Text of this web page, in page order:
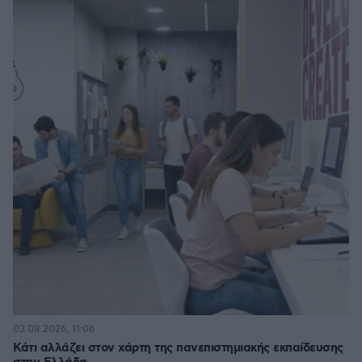
Κάτι αλλάζει στον χάρτη της πανεπιστημιακής εκπαίδευσης
03.08.2026, 11:06